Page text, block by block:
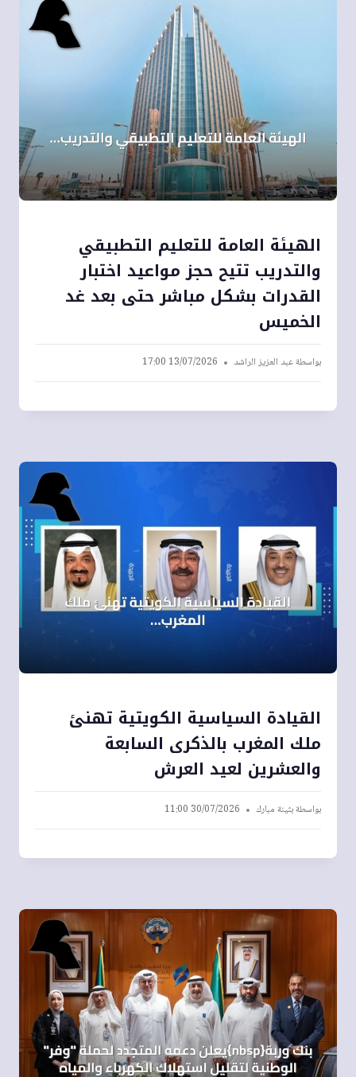
الهيئة العامة للتعليم التطبيقي
والتدريب تتيح حجز مواعيد اختبار
القدرات بشكل مباشر حتى بعد غد
الخميس
بواسطةعبد العزيز الراشد 13/07/2026 17:00
القيادة السياسية الكويتية تهنئ
ملك المغرب بالذكرى السابعة
والعشرين لعيد العرش
بواسطةبثينة مبارك 30/07/2026 11:00